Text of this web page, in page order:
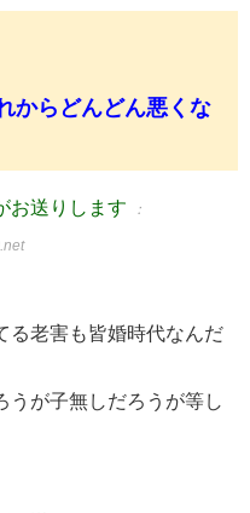
からどんどん悪くな
お送りします ：
る老害も皆婚時代なんだ
が子無しだろうが等し